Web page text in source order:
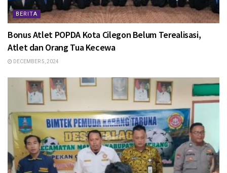
BERITA
Bonus Atlet POPDA Kota Cilegon Belum Terealisasi,
Atlet dan Orang Tua Kecewa
DECEMBER 5, 2024